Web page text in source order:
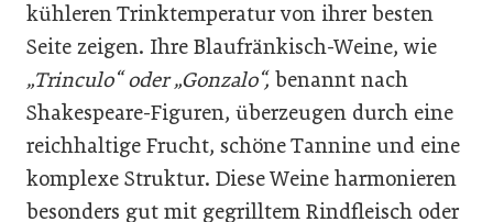
kühleren Trinktemperatur von ihrer besten
Seite zeigen. Ihre Blaufränkisch-Weine, wie
„Trinculo“ oder „Gonzalo“, benannt nach
Shakespeare-Figuren, überzeugen durch eine
reichhaltige Frucht, schöne Tannine und eine
komplexe Struktur. Diese Weine harmonieren
besonders gut mit gegrilltem Rindfleisch oder